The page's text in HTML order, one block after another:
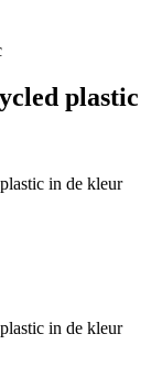
plastic